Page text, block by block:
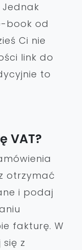
book od
Ci nie
link do
to
VAT?
otrzymać
i podaj
fakturę. W
z